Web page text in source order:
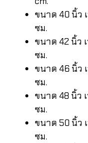
ขนาด 40 นิ้ว
ซม.
ขนาด 42 นิ้ว
ซม.
ขนาด 46 นิ้ว
ซม.
ขนาด 48 นิ้ว
ซม.
ขนาด 50 นิ้ว
ซม.